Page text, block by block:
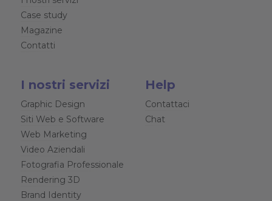
Case study
Magazine
Contatti
I nostri servizi
Graphic Design
Siti Web e Software
Web Marketing
Video Aziendali
Fotografia Professionale
Rendering 3D
Brand Identity
Help
Contattaci
Chat